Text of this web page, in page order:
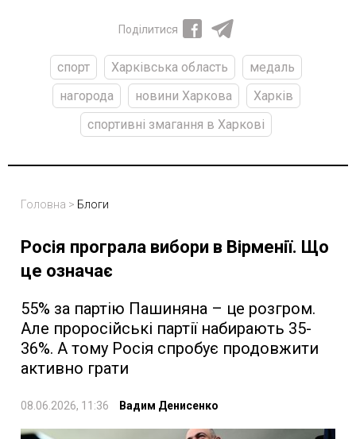
Поділитися
спорт Харківська область
медаль
нагорода
новини Харкова
Харків
спортивні змагання в Харкові
Головна > Блоги
Росія програла вибори в Вірменії. Що
це означає
55% за партію Пашиняна – це розгром.
Але проросійські партії набирають 35-
36%. А тому Росія спробує продовжити
активно грати
08.06.2026, 11:36 Вадим Денисенко